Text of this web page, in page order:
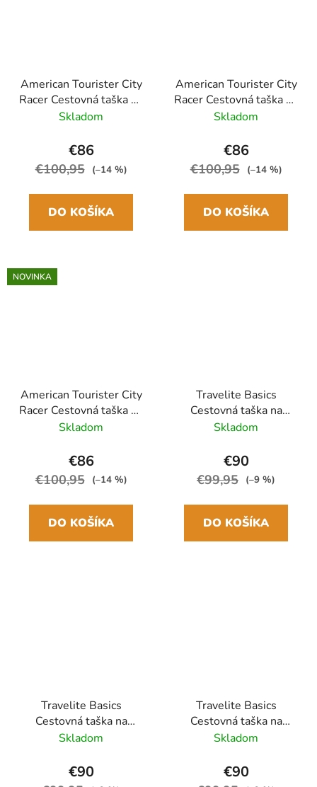
American Tourister City
Racer Cestovná taška na
kolieskach M 68cm
Skladom
€86
€100,95 (–14 %)
DO KOŠÍKA
American Tourister City
Racer Cestovná taška na
kolieskach M 68cm
Skladom
€86
€100,95 (–14 %)
DO KOŠÍKA
NOVINKA
American Tourister City
Racer Cestovná taška na
kolieskach M 68cm
Skladom
€86
€100,95 (–14 %)
DO KOŠÍKA
Travelite Basics
Cestovná taška na
kolieskach 71cm Biela/
Skladom
€90
€99,95 (–9 %)
DO KOŠÍKA
Travelite Basics
Cestovná taška na
kolieskach 71cm
Skladom
€90
Travelite Basics
Cestovná taška na
kolieskach 71cm Žltá/
Skladom
€90